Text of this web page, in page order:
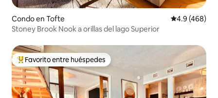
Condo en Tofte Calificación
4.9 (468)
Stoney Brook Nook a orillas del lago Superior
Favorito entre huéspedes preferido
Favorito entre huéspedes